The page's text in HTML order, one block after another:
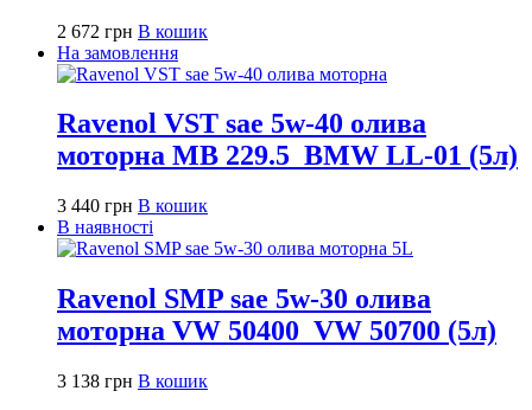
2 672 грн В кошик
На замовлення
Ravenol VST sae 5w-40 олива
моторна MB 229.5_BMW LL-01 (5л)
3 440 грн В кошик
В наявності
Ravenol SMP sae 5w-30 олива
моторна VW 50400_VW 50700 (5л)
3 138 грн В кошик